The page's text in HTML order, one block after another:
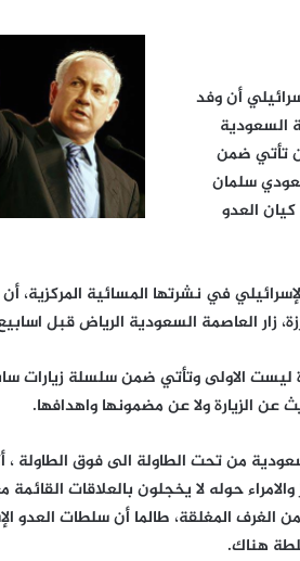
أن وفد
السعودية
تأتي ضمن
سلمان
كيان العدو
في نشرتها المسائية المركزية، أن
زار العاصمة السعودية الرياض قبل
ليست الاولى وتأتي ضمن سلسلة زيارات
عن الزيارة ولا عن مضمونها واهدافها.
من تحت الطاولة الى فوق الطاولة ،
حوله لا يخجلون بالعلاقات القائمة
المغلقة، طالما أن سلطات العدو
هناك.